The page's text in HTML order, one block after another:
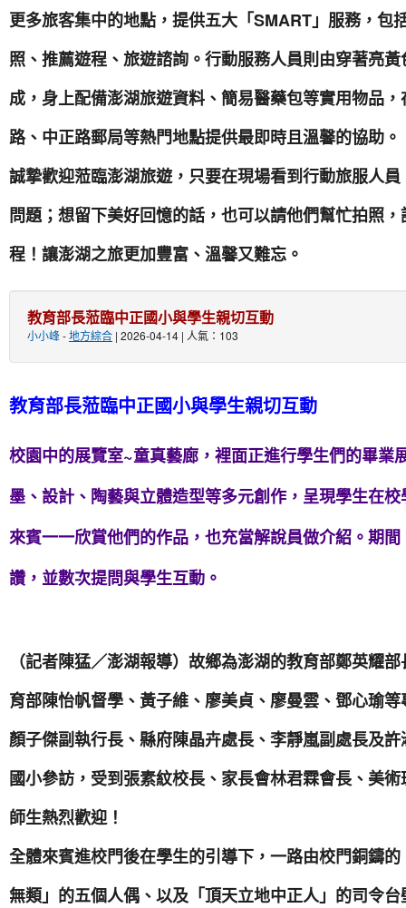
更多旅客集中的地點，提供五大「SMART」服務，包
照、推薦遊程、旅遊諮詢。行動服務人員則由穿著亮
成，身上配備澎湖旅遊資料、簡易醫藥包等實用物品
路、中正路郵局等熱門地點提供最即時且溫馨的協助。
誠摯歡迎蒞臨澎湖旅遊，只要在現場看到行動旅服人
問題；想留下美好回憶的話，也可以請他們幫忙拍照
程！讓澎湖之旅更加豐富、溫馨又難忘。
教育部長蒞臨中正國小與學生親切互動
小小峰-地方綜合 | 2026-04-14 | 人氣：103
教育部長蒞臨中正國小與學生親切互動
校園中的展覽室~童真藝廊，裡面正進行學生們的畢業
墨、設計、陶藝與立體造型等多元創作，呈現學生在
來賓一一欣賞他們的作品，也充當解說員做介紹。期
讚，並數次提問與學生互動。
（記者陳猛／澎湖報導）故鄉為澎湖的教育部鄭英耀
育部陳怡帆督學、黃子維、廖美貞、廖曼雲、鄧心瑜
顏子傑副執行長、縣府陳晶卉處長、李靜嵐副處長及
國小參訪，受到張素紋校長、家長會林君霖會長、美
師生熱烈歡迎！
全體來賓進校門後在學生的引導下，一路由校門銅鑄
無類」的五個人偶、以及「頂天立地中正人」的司令